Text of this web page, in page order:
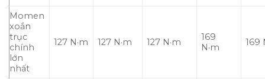
Momen
xoắn
trục
chính
lớn
nhất
127 N·m 127 N·m 127 N·m
169
N·m
169